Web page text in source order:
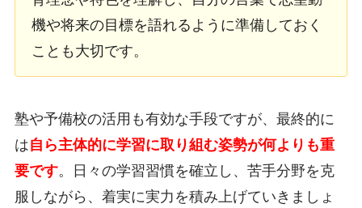
機や将来の目標を語れるように準備しておく
ことも大切です。
塾や予備校の活用も有効な手段ですが、最終的に
は自ら主体的に学習に取り組む姿勢が何よりも重
要です。日々の学習習慣を確立し、苦手分野を克
服しながら、着実に実力を積み上げていきましょ